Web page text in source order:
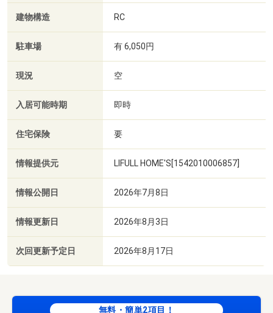
建物構造 RC
駐車場 有 6,050円
現況 空
入居可能時期 即時
住宅保険 要
情報提供元 LIFULL HOME'S[1542010006857]
情報公開日 2026年7月8日
情報更新日 2026年8月3日
次回更新予定日 2026年8月17日
無料・簡単2項目！